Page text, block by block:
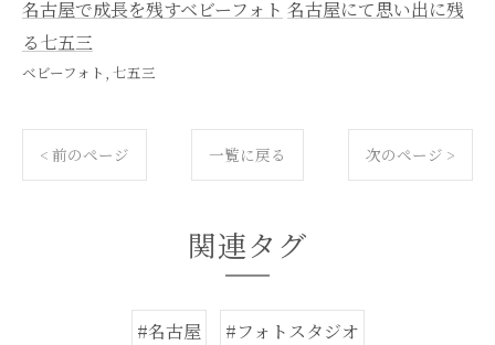
名古屋で成長を残すベビーフォト 名古屋にて思い出に残
る七五三
ベビーフォト 七五三
< 前のページ 一覧に戻る 次のページ >
関連タグ
#名古屋 #フォトスタジオ